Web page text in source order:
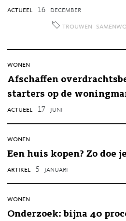
actueel 16 december
trouwen
wonen
Afschaffen
starters op de
actueel 17 juni
wonen
Een huis kopen? Zo doe
artikel 5 januari
wonen
Onderzoek: bijna 40